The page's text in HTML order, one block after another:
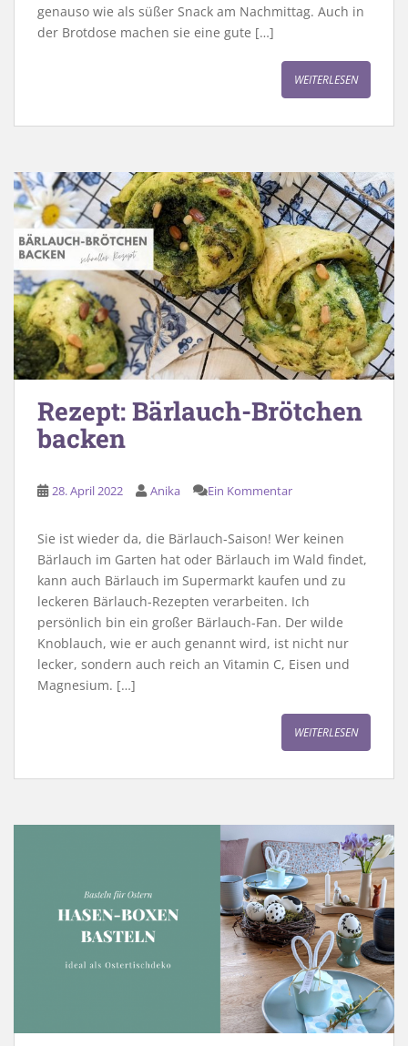
genauso wie als süßer Snack am Nachmittag. Auch in
der Brotdose machen sie eine gute […]
WEITERLESEN
Rezept: Bärlauch-Brötchen
backen
28. April 2022 Anika Ein Kommentar
Sie ist wieder da, die Bärlauch-Saison! Wer keinen
Bärlauch im Garten hat oder Bärlauch im Wald findet,
kann auch Bärlauch im Supermarkt kaufen und zu
leckeren Bärlauch-Rezepten verarbeiten. Ich
persönlich bin ein großer Bärlauch-Fan. Der wilde
Knoblauch, wie er auch genannt wird, ist nicht nur
lecker, sondern auch reich an Vitamin C, Eisen und
Magnesium. […]
WEITERLESEN